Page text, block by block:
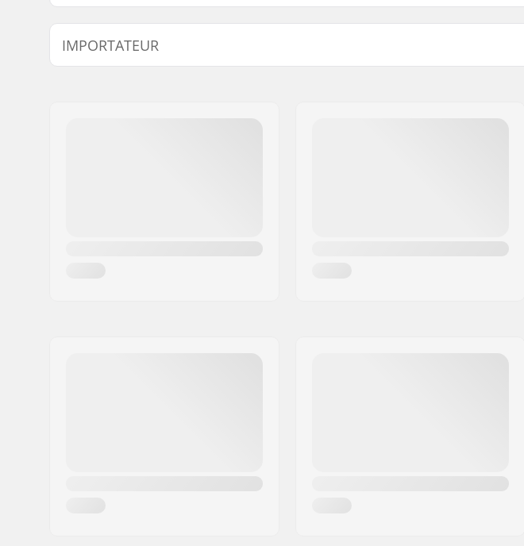
Diamètre des roues:
60mm
Dureté des roues:
Roue(s) par pack:
4
IMPORTATEUR